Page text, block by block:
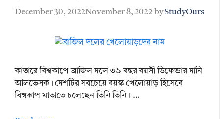
December 30, 2022November 8, 2022 byStudyOurs
কাতারে বিশ্বকাপে ব্রাজিল দলে ৩৯ বছর বয়সী ডিফেন্ডার দানি
আলভেসক। দেশটির সবচেয়ে বয়স্ক খেলোয়াড় হিসেবে
বিশ্বকাপ মাতাতে চলেছেন তিনি তিনি। …